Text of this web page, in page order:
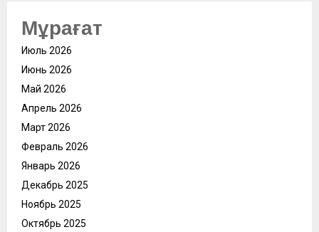
Мұрағат
Июль 2026
Июнь 2026
Май 2026
Апрель 2026
Март 2026
Февраль 2026
Январь 2026
Декабрь 2025
Ноябрь 2025
Октябрь 2025